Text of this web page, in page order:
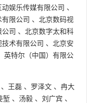
娱乐传媒有限公司 、
有限公司 、 北京数码视
司 、 北京数字太和科
术有限公司 、 北京安
英特尔（中国）有限公
、 王磊 、 罗泽文 、 冉大
堑 、 汤毅 、 刘广宾 、